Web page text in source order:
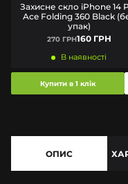
Захисне скло iPhone 14
Ace Folding 360 Black
упак)
270 ГРН160 ГРН
В наявності
Купити в 1 клік
ОПИС